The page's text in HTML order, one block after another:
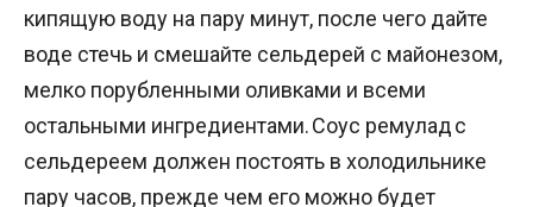
кипящую воду на пару минут, после чего дайте
воде стечь и смешайте сельдерей с майонезом,
мелко порубленными оливками и всеми
остальными ингредиентами. Соус ремулад с
сельдереем должен постоять в холодильнике
пару часов, прежде чем его можно будет